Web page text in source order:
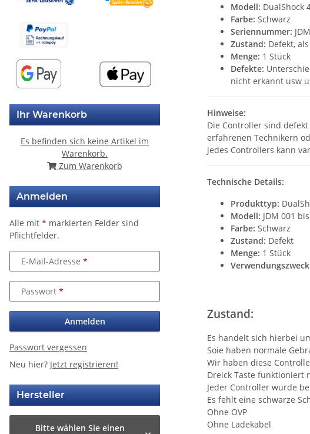
Modell: DualShock
Farbe: Schwarz
Seriennummer:
Zustand: Defekt,
Menge: 1 Stück
Defekte:
nicht erkannt usw
Hinweise:
Die Controller sind
erfahrenen Technikern
jedes Controllers kann
Technische Details:
Produkttyp:
Modell: JDM 001
Farbe: Schwarz
Zustand: Defekt
Menge: 1 Stück
Zustand:
Es handelt sich hierbei
Soie haben normale
Wir haben diese
Dreick Taste funktioniert
Jeder Controller wurde
Es fehlt eine schwarze
Ohne OVP
Ohne Ladekabel
Ihr Warenkorb
Es befinden sich keine Artikel im
Warenkorb.
Zum Warenkorb
Anmelden
Alle mit * markierten Felder sind
Pflichtfelder.
E-Mail-Adresse
Passwort
Anmelden
Passwort vergessen
Neu hier? Jetzt registrieren!
Hersteller
Bitte wählen Sie einen